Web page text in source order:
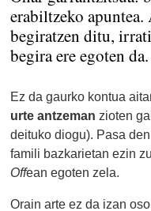
erabiltzeko
begiratzen ditu,
begira ere egoten da.
Ez da gaurko kontua
urte antzeman zioten
deituko diogu). Pasa
famili bazkarietan ezin
Offean egoten zela.
Orain arte ez da izan